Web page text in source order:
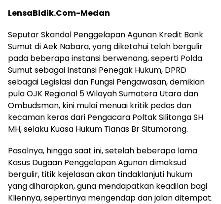
LensaBidik.Com-Medan
Seputar Skandal Penggelapan Agunan Kredit Bank
Sumut di Aek Nabara, yang diketahui telah bergulir
pada beberapa instansi berwenang, seperti Polda
Sumut sebagai Instansi Penegak Hukum, DPRD
sebagai Legislasi dan Fungsi Pengawasan, demikian
pula OJK Regional 5 Wilayah Sumatera Utara dan
Ombudsman, kini mulai menuai kritik pedas dan
kecaman keras dari Pengacara Poltak Silitonga SH
MH, selaku Kuasa Hukum Tianas Br Situmorang.
Pasalnya, hingga saat ini, setelah beberapa lama
Kasus Dugaan Penggelapan Agunan dimaksud
bergulir, titik kejelasan akan tindaklanjuti hukum
yang diharapkan, guna mendapatkan keadilan bagi
Kliennya, sepertinya mengendap dan jalan ditempat.